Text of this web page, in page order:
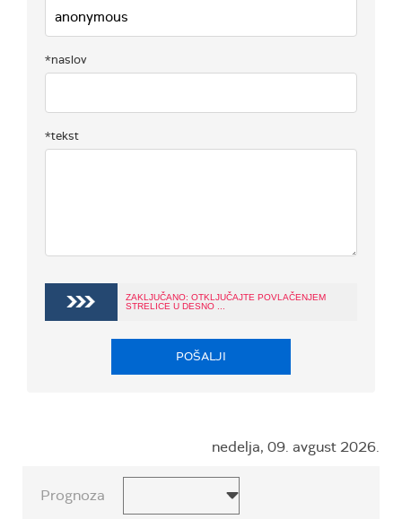
*naslov
*tekst
ZAKLJUČANO: OTKLJUČAJTE POVLAČENJEM
STRELICE U DESNO ...
POŠALJI
nedelja, 09. avgust 2026.
Prognoza